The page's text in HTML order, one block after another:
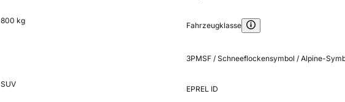
800 kg
SUV
Fahrzeugklasse
3PMSF / Schneeflockensymbol / Alpine-
EPREL ID